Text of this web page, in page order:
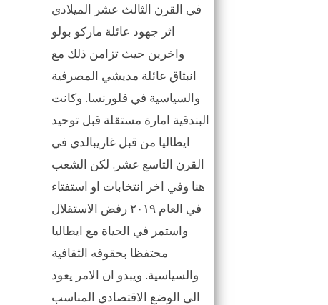
في القرن الثالث عشر الميلادي
اثر جهود عائلة ماركو بولو
واخرين حيث تزامن ذلك مع
انبثاق عائلة مديشي المصرفية
والسياسية في فلورنسا. وكانت
البندقية امارة مستقلة قبل توحيد
ايطاليا من قبل غاريبالدي في
القرن التاسع عشر. لكن الشعب
هنا وفي اخر انتخابات او استفتاء
في العام ٢٠١٩ رفض الاستقلال
واستمر في الحياة مع ايطاليا
محتفظا بحقوقه الثقافية
والسياسية. ويبدو ان الامر يعود
الى الوضع الاقتصادي المناسب